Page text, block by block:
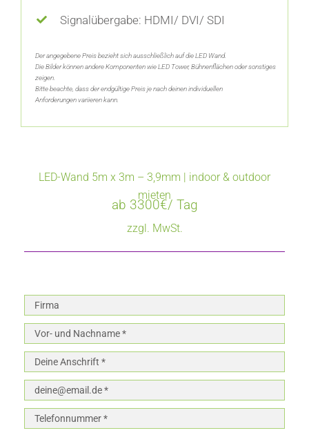
Signalübergabe: HDMI/ DVI/ SDI
Der angegebene Preis bezieht sich ausschließlich auf die LED Wand.
Die Bilder können andere Komponenten wie LED Tower, Bühnenflächen oder sonstiges
zeigen.
Bitte beachte, dass der endgültige Preis je nach deinen individuellen
Anforderungen variieren kann.
LED-Wand 5m x 3m – 3,9mm | indoor & outdoor
mieten
ab 3300€/ Tag
zzgl. MwSt.